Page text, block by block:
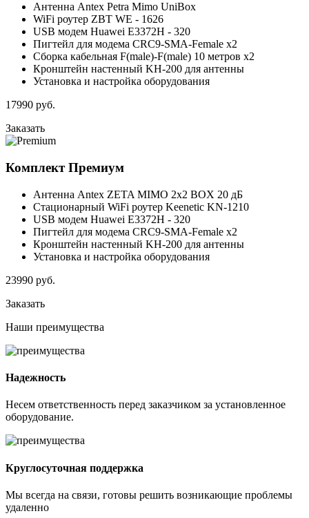
Антенна Antex Petra Mimo UniBox
WiFi роутер ZBT WE - 1626
USB модем Huawei E3372H - 320
Пигтейл для модема CRC9-SMA-Female x2
Сборка кабельная F(male)-F(male) 10 метров x2
Кронштейн настенный KH-200 для антенны
Установка и настройка оборудования
17990 руб.
Заказать
КомплектПремиум
Антенна Antex ZETA MIMO 2x2 BOX 20 дБ
Стационарный WiFi роутер Keenetic KN-1210
USB модем Huawei E3372H - 320
Пигтейл для модема CRC9-SMA-Female x2
Кронштейн настенный KH-200 для антенны
Установка и настройка оборудования
23990 руб.
Заказать
Наши преимущества
Надежность
Несем ответственность перед заказчиком за установленное
оборудование.
Круглосуточная поддержка
Мы всегда на связи, готовы решить возникающие проблемы
удаленно